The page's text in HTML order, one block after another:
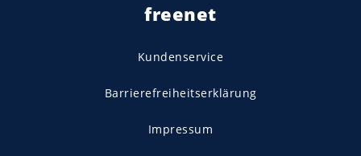
freenet
Kundenservice
Barrierefreiheitserklärung
Impressum